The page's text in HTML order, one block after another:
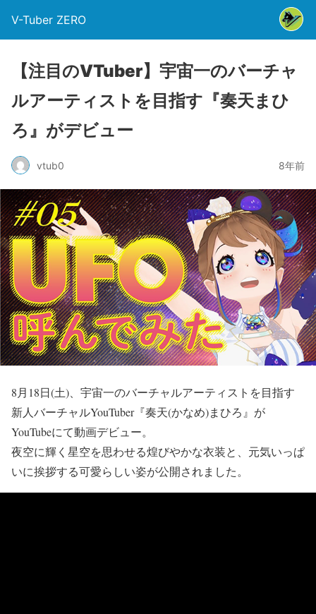
V-Tuber ZERO
【注目のVTuber】宇宙一のバーチャ
ルアーティストを目指す『奏天まひ
ろ』がデビュー
vtub0 8年前
8月18日(土)、宇宙一のバーチャルアーティストを目指す
新人バーチャルYouTuber『奏天(かなめ)まひろ』が
YouTubeにて動画デビュー。
夜空に輝く星空を思わせる煌びやかな衣装と、元気いっぱ
いに挨拶する可愛らしい姿が公開されました。